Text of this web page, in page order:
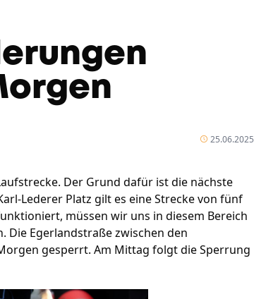
25.06.2025
Der Grund dafür ist die nächste
Lederer Platz gilt es eine Strecke von fünf
müssen wir uns in diesem Bereich
Die Egerlandstraße zwischen den
gesperrt. Am Mittag folgt die Sperrung